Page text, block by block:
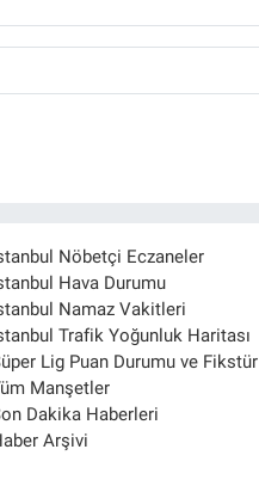
Nöbetçi Eczaneler
Hava Durumu
Namaz Vakitleri
Trafik Yoğunluk Haritası
Lig Puan Durumu ve Fikstür
Manşetler
Dakika Haberleri
Arşivi